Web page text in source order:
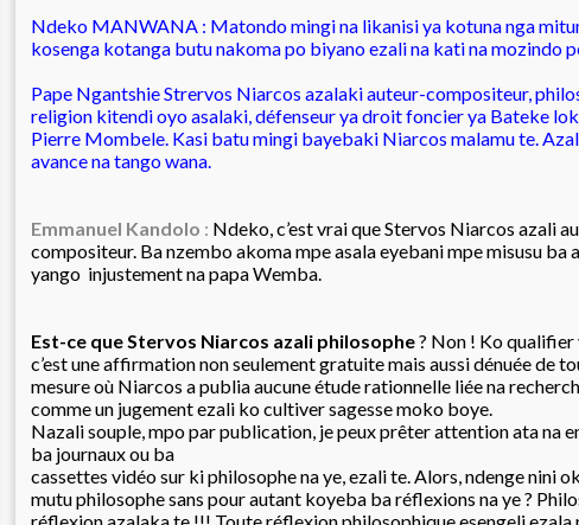
Ndeko MANWANA : Matondo mingi na likanisi ya kotuna nga
kosenga kotanga butu nakoma po biyano ezali na kati na mozindo
Pape Ngantshie Strervos Niarcos azalaki auteur-compositeur,
religion kitendi oyo asalaki, défenseur ya droit foncier ya Bateke
Pierre Mombele. Kasi batu mingi bayebaki Niarcos malamu te.
avance na tango wana.
Emmanuel Kandolo : Ndeko, c’est vrai que Stervos Niarcos azali
compositeur. Ba nzembo akoma mpe asala eyebani mpe misusu ba
yango injustement na papa Wemba.
Est-ce que Stervos Niarcos azali philosophe? Non ! Ko qualifier
c’est une affirmation non seulement gratuite mais aussi dénuée de
mesure où Niarcos a publia aucune étude rationnelle liée na
comme un jugement ezali ko cultiver sagesse moko boye.
Nazali souple, mpo par publication, je peux prêter attention ata na
ba journaux ou ba
cassettes vidéo sur ki philosophe na ye, ezali te. Alors, ndenge nini
mutu philosophe sans pour autant koyeba ba réflexions na ye ?